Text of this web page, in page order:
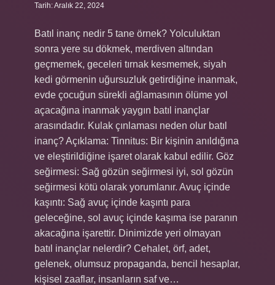
Tarih: Aralık 22, 2024
Batıl inanç nedir 5 tane örnek? Yolculuktan
sonra yere su dökmek, merdiven altından
geçmemek, geceleri tırnak kesmemek, siyah
kedi görmenin uğursuzluk getirdiğine inanmak,
evde çocuğun sürekli ağlamasının ölüme yol
açacağına inanmak yaygın batıl inançlar
arasındadır. Kulak çınlaması neden olur batıl
inanç? Açıklama: Tinnitus: Bir kişinin anıldığına
ve eleştirildiğine işaret olarak kabul edilir. Göz
seğirmesi: Sağ gözün seğirmesi iyi, sol gözün
seğirmesi kötü olarak yorumlanır. Avuç içinde
kaşıntı: Sağ avuç içinde kaşıntı para
geleceğine, sol avuç içinde kaşıma ise paranın
akacağına işarettir. Dinimizde yeri olmayan
batıl inançlar nelerdir? Cehalet, örf, adet,
gelenek, olumsuz propaganda, bencil hesaplar,
kişisel zaaflar, insanların saf ve…